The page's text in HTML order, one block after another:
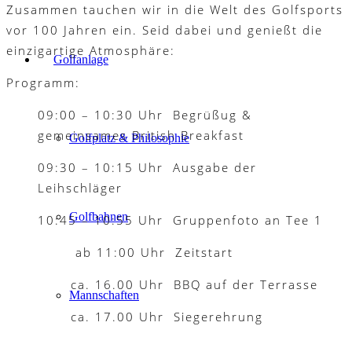
Golfanlage
Golfplatz & Philosophie
Golfbahnen
Mannschaften
Zusammen tauchen wir in die Welt des Golfsports
vor 100 Jahren ein. Seid dabei und genießt die
einzigartige Atmosphäre:
Programm:
09:00 – 10:30 Uhr Begrüßug &
gemeinsames British Breakfast
09:30 – 10:15 Uhr Ausgabe der
Leihschläger
10:45 – 10:55 Uhr Gruppenfoto an Tee 1
ab 11:00 Uhr Zeitstart
ca. 16.00 Uhr BBQ auf der Terrasse
ca. 17.00 Uhr Siegerehrung